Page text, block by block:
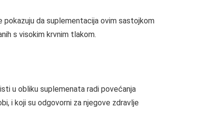
da suplementacija ovim sastojkom
s visokim krvnim tlakom.
u obliku suplemenata radi povećanja
i koji su odgovorni za njegove zdravlje